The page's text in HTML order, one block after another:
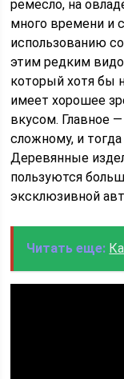
ремесло, на
много времени и
использованию
этим редким
который хотя бы
имеет хорошее
вкусом. Главное
сложному, и
Деревянные
пользуются
эксклюзивной
Читать еще: